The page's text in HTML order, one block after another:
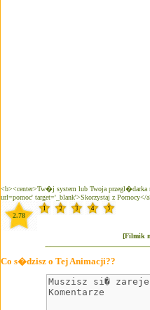
<b><center>Tw�j system lub Twoja
url=pomoc' target='_blank'>Skorzystaj z Pomocy</
2.78
[Filmik
Co s�dzisz o Tej Animacji??